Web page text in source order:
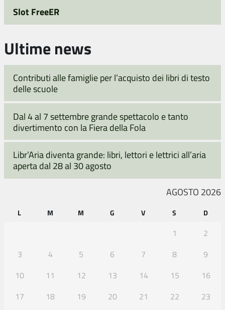
Slot FreeER
Ultime news
Contributi alle famiglie per l’acquisto dei libri di testo
delle scuole
Dal 4 al 7 settembre grande spettacolo e tanto
divertimento con la Fiera della Fola
Libr’Aria diventa grande: libri, lettori e lettrici all’aria
aperta dal 28 al 30 agosto
AGOSTO 2026
L M M G V S D
1
2
3
4 5 6 7 8
9
10
11 12 13 14 15
16
17
18 19 20 21 22
23